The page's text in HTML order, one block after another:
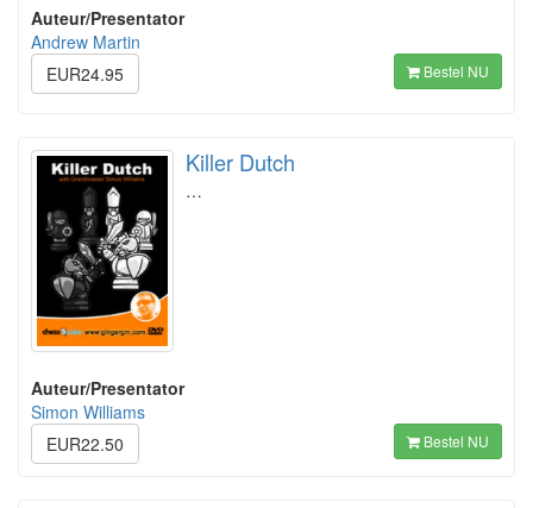
Auteur/Presentator
Andrew Martin
EUR24.95
Bestel NU
Killer Dutch
…
Auteur/Presentator
Simon Williams
EUR22.50
Bestel NU